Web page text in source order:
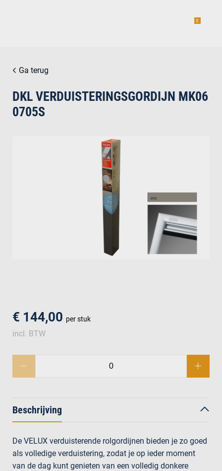
0
Ga terug
€ 144,00 per stuk
incl. BTW
DKL VERDUISTERINGSGORDIJN MK06
0705S
Beschrijving
De VELUX verduisterende rolgordijnen bieden je zo goed
als volledige verduistering, zodat je op ieder moment
van de dag kunt genieten van een volledig donkere